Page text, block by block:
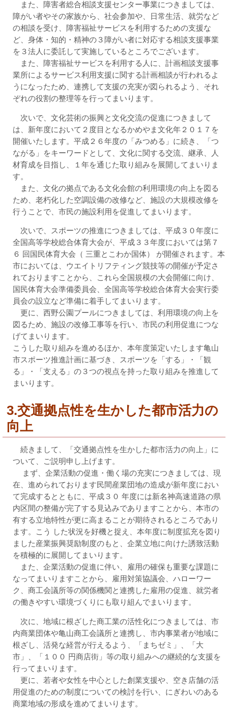
また、障害者総合相談支援センター事業につきましては、
障がい者やその家族から、社会参加や、日常生活、就労など
の相談を受け、障害福祉サービスを利用するための支援な
ど、身体・知的・精神の３障がい者に対応する相談支援事業
を３法人に委託して実施しているところでございます。
また、障害福祉サービスを利用する人に、計画相談支援事
業所によるサービス利用支援に関する計画相談が行われるよ
うになったため、連携して支援の充実が図られるよう、それ
ぞれの役割の整理等を行ってまいります。
次いで、文化芸術の振興と文化交流の促進につきまして
は、新年度において２度目となるかめやま文化年２０１７を
開催いたします。平成２６年度の「みつめる」に続き、「つ
ながる」をキーワードとして、文化に関する交流、継承、人
材育成を目指し、１年を通じた取り組みを展開してまいりま
す。
また、文化の拠点である文化会館の利用環境の向上を図る
ため、老朽化した空調設備の改修など、施設の大規模改修を
行うことで、市民の施設利用を促進してまいります。
次いで、スポーツの推進につきましては、平成３０年度に
全国高等学校総合体育大会が、平成３３年度においては第７
６ 回国民体育大会（ 三重とこわか国体） が開催されます。本
市においては、ウエイトリフティング競技等の開催が予定さ
れておりますことから、これら全国規模の大会開催に向け、
国民体育大会準備委員会、全国高等学校総合体育大会実行委
員会の設立など準備に着手してまいります。
更に、西野公園プールにつきましては、利用環境の向上を
図るため、施設の改修工事等を行い、市民の利用促進につな
げてまいります。
こうした取り組みを進めるほか、本年度策定いたします亀山
市スポーツ推進計画に基づき、スポーツを「する」・「観
る」・「支える」の３つの視点を持った取り組みを推進して
まいります。
3.交通拠点性を生かした都市活力の
向上
続きまして、「交通拠点性を生かした都市活力の向上」に
ついて、ご説明申し上げます。
まず、企業活動の促進・働く場の充実につきましては、現
在、進められております民間産業団地の造成が新年度におい
て完成するとともに、平成３０ 年度には新名神高速道路の県
内区間の整備が完了する見込みでありますことから、本市の
有する立地特性が更に高まることが期待されるところであり
ます。こう した状況を好機と捉え、本年度に制度拡充を図り
ました産業振興奨励制度のもと、企業立地に向けた誘致活動
を積極的に展開してまいります。
また、企業活動の促進に伴い、雇用の確保も重要な課題に
なってまいりますことから、雇用対策協議会、ハローワー
ク、商工会議所等の関係機関と連携した雇用の促進、就労者
の働きやすい環境づくりにも取り組んでまいります。
次に、地域に根ざした商工業の活性化につきましては、市
内商業団体や亀山商工会議所と連携し、市内事業者が地域に
根ざし、活発な経営が行えるよう、「まちゼミ」、「大
市」、「１００ 円商店街」等の取り組みへの継続的な支援を
行ってまいります。
更に、若者や女性を中心とした創業支援や、空き店舗の活
用促進のための制度についての検討を行い、にぎわいのある
商業地域の形成を進めてまいります。